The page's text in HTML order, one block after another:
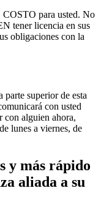
para usted. No
tener licencia en sus
obligaciones con la
superior de esta
con usted
con alguien ahora,
lunes a viernes, de
y más rápido
aliada a su